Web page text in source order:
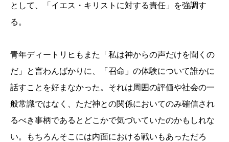
として、「イエス・キリストに対する責任」を強調す
る。
青年ディートリヒもまた「私は神からの声だけを聞くの
だ」と言わんばかりに、「召命」の体験について誰かに
話すことを好まなかった。それは周囲の評価や社会の一
般常識ではなく、ただ神との関係においてのみ確信され
るべき事柄であるとどこかで気づいていたのかもしれな
い。もちろんそこには内面における戦いもあっただろ